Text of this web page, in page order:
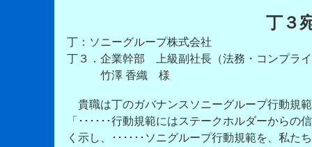
丁３
丁：ソニーグループ株式会社
丁３．企業幹部 上級副社長（法務・コンプライ
竹澤 香織 様
貴職は丁のガバナンスソニーグループ行動規
「･･････行動規範にはステークホルダーから
く示し、･･････ソニグループ行動規範を、私た